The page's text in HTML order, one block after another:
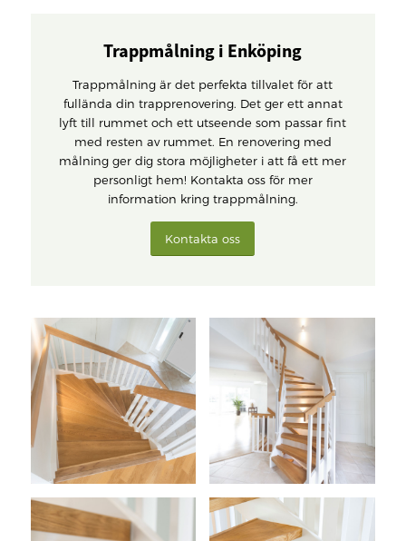
Trappmålning i Enköping
Trappmålning är det perfekta tillvalet för att
fullända din trapprenovering. Det ger ett annat
lyft till rummet och ett utseende som passar fint
med resten av rummet. En renovering med
målning ger dig stora möjligheter i att få ett mer
personligt hem! Kontakta oss för mer
information kring trappmålning.
Kontakta oss